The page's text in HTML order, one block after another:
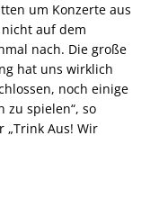
um Konzerte aus
auf dem
nach. Die große
hat uns wirklich
noch einige
zu spielen“, so
„Trink Aus! Wir